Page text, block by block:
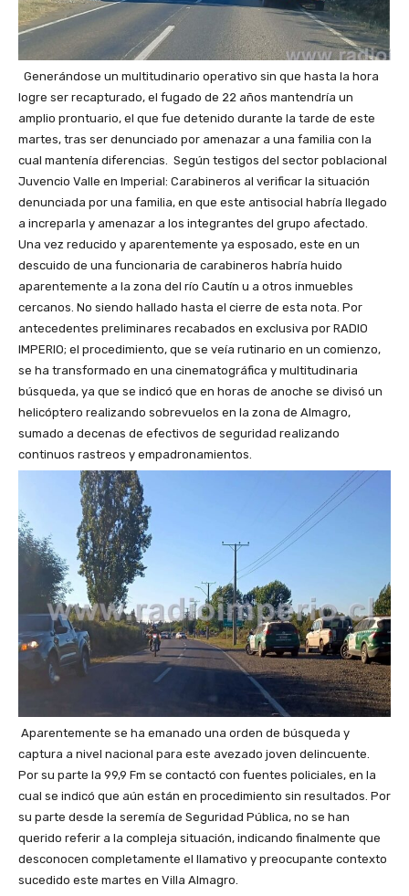
Generándose un multitudinario operativo sin que hasta la hora
logre ser recapturado, el fugado de 22 años mantendría un
amplio prontuario, el que fue detenido durante la tarde de este
martes, tras ser denunciado por amenazar a una familia con la
cual mantenía diferencias. Según testigos del sector poblacional
Juvencio Valle en Imperial: Carabineros al verificar la situación
denunciada por una familia, en que este antisocial habría llegado
a increparla y amenazar a los integrantes del grupo afectado.
Una vez reducido y aparentemente ya esposado, este en un
descuido de una funcionaria de carabineros habría huido
aparentemente a la zona del río Cautín u a otros inmuebles
cercanos. No siendo hallado hasta el cierre de esta nota. Por
antecedentes preliminares recabados en exclusiva por RADIO
IMPERIO; el procedimiento, que se veía rutinario en un comienzo,
se ha transformado en una cinematográfica y multitudinaria
búsqueda, ya que se indicó que en horas de anoche se divisó un
helicóptero realizando sobrevuelos en la zona de Almagro,
sumado a decenas de efectivos de seguridad realizando
continuos rastreos y empadronamientos.
Aparentemente se ha emanado una orden de búsqueda y
captura a nivel nacional para este avezado joven delincuente.
Por su parte la 99,9 Fm se contactó con fuentes policiales, en la
cual se indicó que aún están en procedimiento sin resultados. Por
su parte desde la seremía de Seguridad Pública, no se han
querido referir a la compleja situación, indicando finalmente que
desconocen completamente el llamativo y preocupante contexto
sucedido este martes en Villa Almagro.